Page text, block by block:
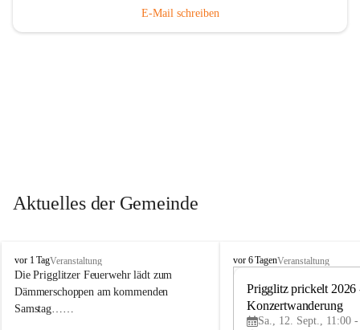
E-Mail schreiben
Aktuelles der Gemeinde
P
r
i
g
vor 1 TagVeranstaltung
Die Prigglitzer Feuerwehr lädt zum
Dämmerschoppen am kommenden
Samstag……
P
vor 6 TagenVeranstaltung
Prigglitz prickelt 2026
Konzertwanderung
Sa., 12. Sept., 11:00